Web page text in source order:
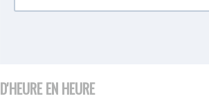
D'HEURE EN HEURE